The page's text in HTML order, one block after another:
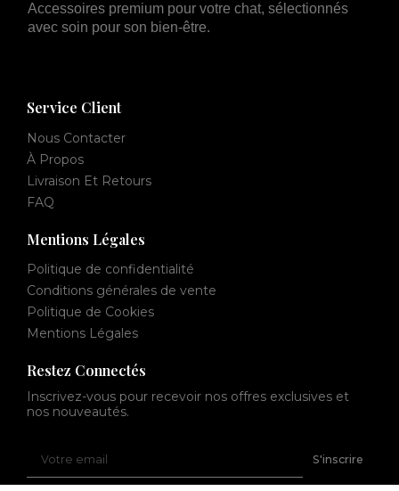
Accessoires premium pour votre chat, sélectionnés
avec soin pour son bien-être.
Service Client
Nous Contacter
À Propos
Livraison Et Retours
FAQ
Mentions Légales
Politique de confidentialité
Conditions générales de vente
Politique de Cookies
Mentions Légales
Restez Connectés
Inscrivez-vous pour recevoir nos offres exclusives et
nos nouveautés.
email
S'inscrire